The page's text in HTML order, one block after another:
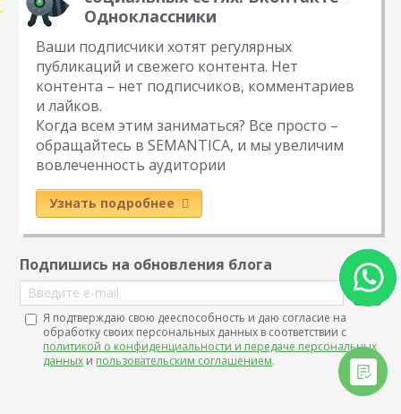
Одноклассники
Ваши подписчики хотят регулярных
публикаций и свежего контента. Нет
контента – нет подписчиков, комментариев
и лайков.
Когда всем этим заниматься? Все просто –
обращайтесь в SEMANTICA, и мы увеличим
вовлеченность аудитории
Узнать подробнее
Подпишись на обновления блога
Введите e-mail
Я подтверждаю свою дееспособность и даю согласие на
обработку своих персональных данных в соответствии с
политикой о конфиденциальности и передаче персональных
данных и пользовательским соглашением.